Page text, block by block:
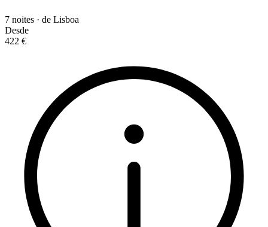
7 noites · de Lisboa
Desde
422 €